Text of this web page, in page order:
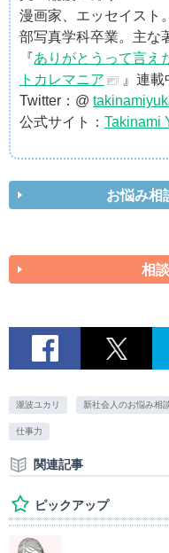
漫画家、エッセイスト
部写真学科卒業。主な
『ありがとうって言え
トカレマニア
』連載
Twitter：@
公式サイト： Takinami
お悩み相
相
瀧波ユカリ 新社会人のお悩み相
仕事力
関連記事
ピックアップ